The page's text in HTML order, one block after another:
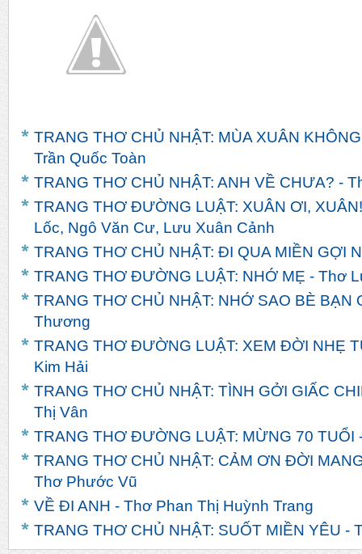
TRANG THƠ CHỦ NHẬT: MÙA XUÂN
Trần Quốc Toàn
TRANG THƠ CHỦ NHẬT: ANH VỀ CHƯA? -
TRANG THƠ ĐƯỜNG LUẬT: XUÂN ƠI,
Lốc, Ngô Văn Cư, Lưu Xuân Cảnh
TRANG THƠ CHỦ NHẬT: ĐI QUA MIỀN GỢI
TRANG THƠ ĐƯỜNG LUẬT: NHỚ MẸ - Thơ
TRANG THƠ CHỦ NHẬT: NHỚ SAO BÈ BẠN
Thương
TRANG THƠ ĐƯỜNG LUẬT: XEM ĐỜI NHẸ
Kim Hải
TRANG THƠ CHỦ NHẬT: TÌNH GỞI GIẤC
Thị Vân
TRANG THƠ ĐƯỜNG LUẬT: MỪNG 70 TUỔI
TRANG THƠ CHỦ NHẬT: CẢM ƠN ĐỜI
Thơ Phước Vũ
VỀ ĐI ANH - Thơ Phan Thị Huỳnh Trang
TRANG THƠ CHỦ NHẬT: SUỐT MIỀN YÊU -